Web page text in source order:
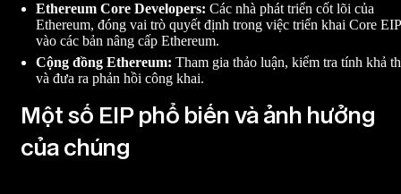
Ethereum Core Developers: Các nhà phát triển cốt lõi của
Ethereum, đóng vai trò quyết định trong việc triển khai Core EIP
vào các bản nâng cấp Ethereum.
Cộng đồng Ethereum: Tham gia thảo luận, kiểm tra tính khả
và đưa ra phản hồi công khai.
Một số EIP phổ biến và ảnh hưởng
của chúng